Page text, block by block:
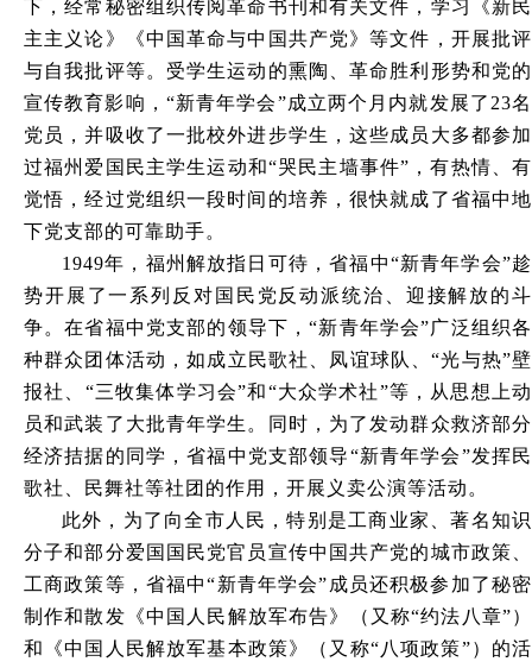
下，经常秘密组织传阅革命书刊和有关文件，学习《新民
主主义论》《中国革命与中国共产党》等文件，开展批评
与自我批评等。受学生运动的熏陶、革命胜利形势和党的
宣传教育影响，“新青年学会”成立两个月内就发展了23名
党员，并吸收了一批校外进步学生，这些成员大多都参加
过福州爱国民主学生运动和“哭民主墙事件”，有热情、有
觉悟，经过党组织一段时间的培养，很快就成了省福中地
下党支部的可靠助手。
1949年，福州解放指日可待，省福中“新青年学会”趁
势开展了一系列反对国民党反动派统治、迎接解放的斗
争。在省福中党支部的领导下，“新青年学会”广泛组织各
种群众团体活动，如成立民歌社、凤谊球队、“光与热”壁
报社、“三牧集体学习会”和“大众学术社”等，从思想上动
员和武装了大批青年学生。同时，为了发动群众救济部分
经济拮据的同学，省福中党支部领导“新青年学会”发挥民
歌社、民舞社等社团的作用，开展义卖公演等活动。
此外，为了向全市人民，特别是工商业家、著名知识
分子和部分爱国国民党官员宣传中国共产党的城市政策、
工商政策等，省福中“新青年学会”成员还积极参加了秘密
制作和散发《中国人民解放军布告》（又称“约法八章”）
和《中国人民解放军基本政策》（又称“八项政策”）的活